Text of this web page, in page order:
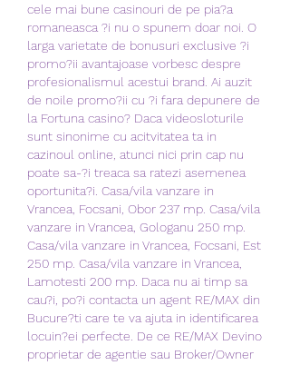
cele mai bune casinouri de pe pia?a
romaneasca ?i nu o spunem doar noi. O
larga varietate de bonusuri exclusive ?i
promo?ii avantajoase vorbesc despre
profesionalismul acestui brand. Ai auzit
de noile promo?ii cu ?i fara depunere de
la Fortuna casino? Daca videosloturile
sunt sinonime cu acitvitatea ta in
cazinoul online, atunci nici prin cap nu
poate sa-?i treaca sa ratezi asemenea
oportunita?i. Casa/vila vanzare in
Vrancea, Focsani, Obor 237 mp. Casa/vila
vanzare in Vrancea, Gologanu 250 mp.
Casa/vila vanzare in Vrancea, Focsani, Est
250 mp. Casa/vila vanzare in Vrancea,
Lamotesti 200 mp. Daca nu ai timp sa
cau?i, po?i contacta un agent RE/MAX din
Bucure?ti care te va ajuta in identificarea
locuin?ei perfecte. De ce RE/MAX Devino
proprietar de agentie sau Broker/Owner